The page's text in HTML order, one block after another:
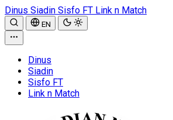
Dinus Siadin Sisfo FT Link n Match
EN
Dinus
Siadin
Sisfo FT
Link n Match